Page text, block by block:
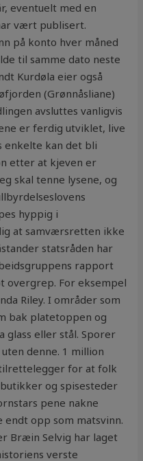
eventuelt med en
vært publisert.
på konto hver måned
til samme dato neste
Kurdøla eier også
(Grønnåsliane)
avsluttes vanligvis
er ferdig utviklet, live
enkelte kan det bli
etter at kjeven er
skal tenne lysene, og
hyppig i
at samværsretten ikke
statsråden har
rapport
overgrep. For eksempel
Riley. I områder som
bak platetoppen og
glass eller stål. Sporer
denne. 1 million
tilrettelegger for at folk
og spisesteder
pene nakne
opp som matsvinn.
Bræin Selvig har laget
verste